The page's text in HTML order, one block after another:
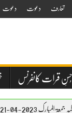
تعارف دعوت دعوت
حُسنِ قرات کانفرنس
مولانا